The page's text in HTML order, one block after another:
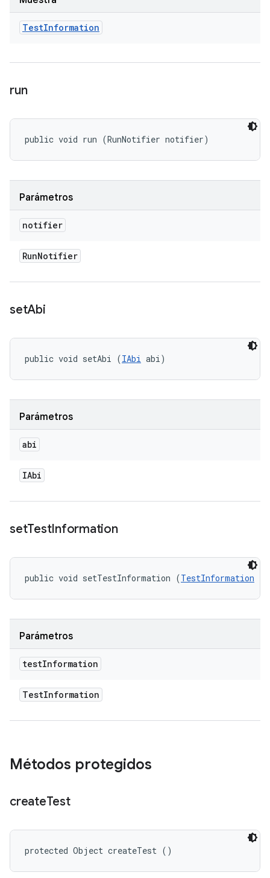
TestInformation
run
public void run (RunNotifier notifier)
Parámetros
notifier
RunNotifier
setAbi
public void setAbi (IAbi abi)
Parámetros
abi
IAbi
setTestInformation
public void setTestInformation (TestInformation
Parámetros
testInformation
TestInformation
Métodos protegidos
createTest
protected Object createTest ()